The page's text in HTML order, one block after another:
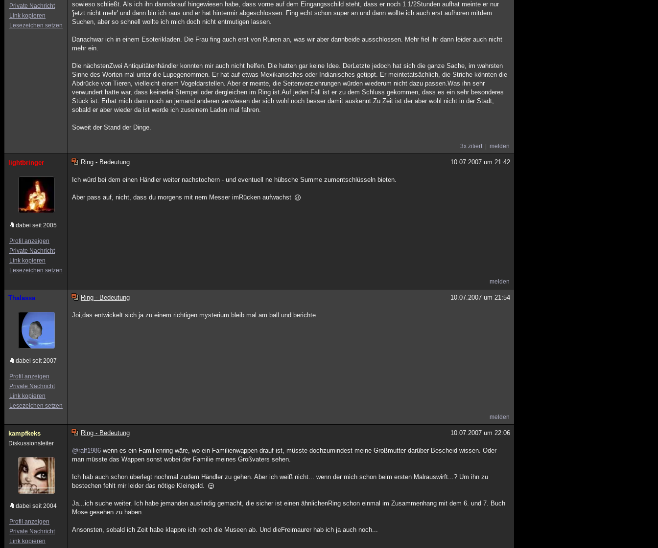
Private Nachricht
Link kopieren
Lesezeichen setzen
sowieso schließt. Als ich ihn danndarauf hingewiesen habe, dass vorne auf dem Eingangsschild steht, dass er noch 1 1/2Stunden aufhat meinte er nur
'jetzt nicht mehr' und dann bin ich raus und er hat hintermir abgeschlossen. Fing echt schon super an und dann wollte ich auch erst aufhören mitdem
Suchen, aber so schnell wollte ich mich doch nicht entmutigen lassen.
Danachwar ich in einem Esoterikladen. Die Frau fing auch erst von Runen an, was wir aber dannbeide ausschlossen. Mehr fiel ihr dann leider auch nicht
mehr ein.
Die nächstenZwei Antiquitätenhändler konnten mir auch nicht helfen. Die hatten gar keine Idee. DerLetzte jedoch hat sich die ganze Sache, im wahrsten
Sinne des Worten mal unter die Lupegenommen. Er hat auf etwas Mexikanisches oder Indianisches getippt. Er meintetatsächlich, die Striche könnten die
Abdrücke von Tieren, vielleicht einem Vogeldarstellen. Aber er meinte, die Seitenverziehrungen würden wiederum nicht dazu passen.Was ihn sehr
verwundert hatte war, dass keinerlei Stempel oder dergleichen im Ring ist.Auf jeden Fall ist er zu dem Schluss gekommen, dass es ein sehr besonderes
Stück ist. Erhat mich dann noch an jemand anderen verwiesen der sich wohl noch besser damit auskennt.Zu Zeit ist der aber wohl nicht in der Stadt,
sobald er aber wieder da ist werde ich zuseinem Laden mal fahren.
Soweit der Stand der Dinge.
3x zitiert melden
lightbringer
dabei seit 2005
Profil anzeigen
Private Nachricht
Link kopieren
Lesezeichen setzen
Ring - Bedeutung 10.07.2007 um 21:42
Ich würd bei dem einen Händler weiter nachstochern - und eventuell ne hübsche Summe zumentschlüsseln bieten.
Aber pass auf, nicht, dass du morgens mit nem Messer imRücken aufwachst
melden
Thalassa
dabei seit 2007
Profil anzeigen
Private Nachricht
Link kopieren
Lesezeichen setzen
Ring - Bedeutung 10.07.2007 um 21:54
Joi,das entwickelt sich ja zu einem richtigen mysterium.bleib mal am ball und berichte
melden
kampfkeks
Diskussionsleiter
dabei seit 2004
Profil anzeigen
Private Nachricht
Link kopieren
Ring - Bedeutung 10.07.2007 um 22:06
@ralf1986 wenn es ein Familienring wäre, wo ein Familienwappen drauf ist, müsste dochzumindest meine Großmutter darüber Bescheid wissen. Oder
man müsste das Wappen sonst wobei der Familie meines Großvaters sehen.
Ich hab auch schon überlegt nochmal zudem Händler zu gehen. Aber ich weiß nicht... wenn der mich schon beim ersten Malrauswirft...? Um ihn zu
bestechen fehlt mir leider das nötige Kleingeld.
Ja...ich suche weiter. Ich habe jemanden ausfindig gemacht, die sicher ist einen ähnlichenRing schon einmal im Zusammenhang mit dem 6. und 7. Buch
Mose gesehen zu haben.
Ansonsten, sobald ich Zeit habe klappre ich noch die Museen ab. Und dieFreimaurer hab ich ja auch noch...